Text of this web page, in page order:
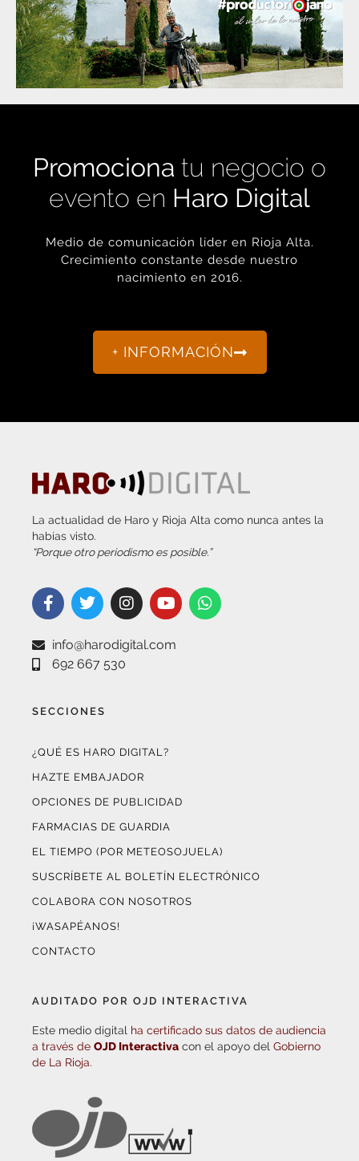
Promociona tu negocio o
evento en Haro Digital
Medio de comunicación líder en Rioja Alta.
Crecimiento constante desde nuestro
nacimiento en 2016.
+ INFORMACIÓN
La actualidad de Haro y Rioja Alta como nunca antes la
habías visto.
“Porque otro periodismo es posible.”
info@harodigital.com
692 667 530
SECCIONES
¿QUÉ ES HARO DIGITAL?
HAZTE EMBAJADOR
OPCIONES DE PUBLICIDAD
FARMACIAS DE GUARDIA
EL TIEMPO (POR METEOSOJUELA)
SUSCRÍBETE AL BOLETÍN ELECTRÓNICO
COLABORA CON NOSOTROS
¡WASAPÉANOS!
CONTACTO
AUDITADO POR OJD INTERACTIVA
Este medio digital ha certificado sus datos de audiencia
a través de OJD Interactiva con el apoyo del Gobierno
de La Rioja.